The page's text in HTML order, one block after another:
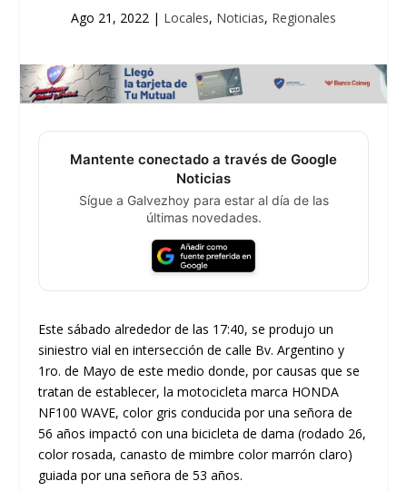
Ago 21, 2022 | Locales, Noticias, Regionales
Mantente conectado a través de Google
Noticias
Sígue a Galvezhoy para estar al día de las
últimas novedades.
Este sábado alrededor de las 17:40, se produjo un
siniestro vial en intersección de calle Bv. Argentino y
1ro. de Mayo de este medio donde, por causas que se
tratan de establecer, la motocicleta marca HONDA
NF100 WAVE, color gris conducida por una señora de
56 años impactó con una bicicleta de dama (rodado 26,
color rosada, canasto de mimbre color marrón claro)
guiada por una señora de 53 años.